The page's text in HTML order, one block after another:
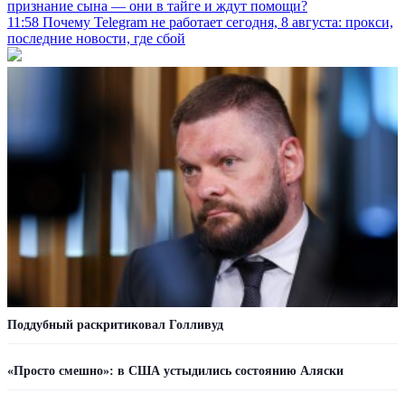
признание сына — они в тайге и ждут помощи?
11:58 Почему Telegram не работает сегодня, 8 августа: прокси,
последние новости, где сбой
Поддубный раскритиковал Голливуд
«Просто смешно»: в США устыдились состоянию Аляски